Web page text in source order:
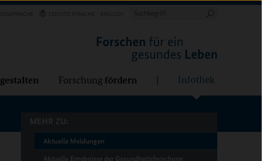
Suchbegriff
gestalten Forschung fördern Infothek
Aktuelle Meldungen
Forschung Forschung fördern Infothek